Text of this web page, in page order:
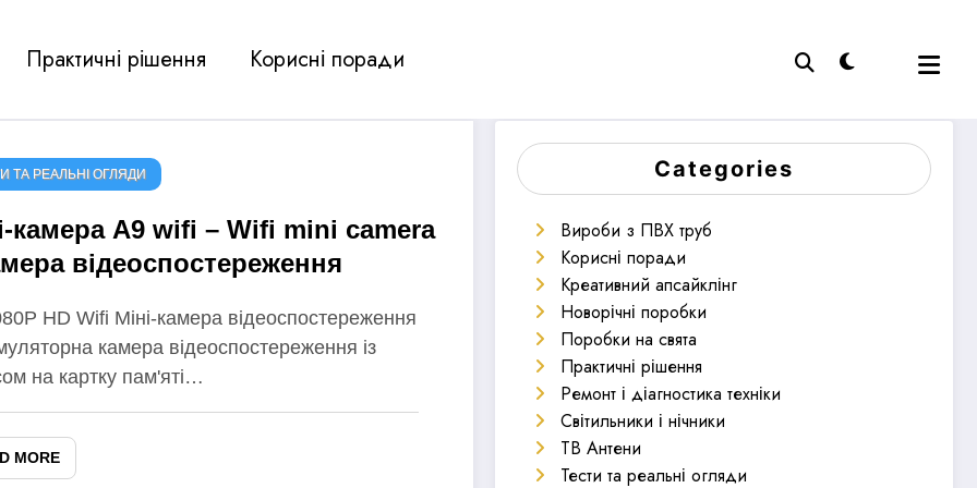
Практичні рішення Корисні поради
ТА РЕАЛЬНІ ОГЛЯДИ
камера A9 wifi – Wifi mini camera
відеоспостереження
HD Wifi Міні-камера відеоспостереження
камера відеоспостереження із
на картку пам'яті…
MORE
Categories
Вироби з ПВХ труб
Корисні поради
Креативний апсайклінг
Новорічні поробки
Поробки на свята
Практичні рішення
Ремонт і діагностика техніки
Світильники і нічники
ТВ Антени
Тести та реальні огляди